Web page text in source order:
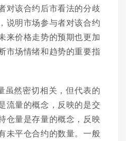
对该合约后市看法的分歧
说明市场参与者对该合约
来价格走势的预期也更加
市场情绪和趋势的重要指
虽然密切相关，但代表的
流量的概念，反映的是交
仓量是存量的概念，反映
未平仓合约的数量。一般